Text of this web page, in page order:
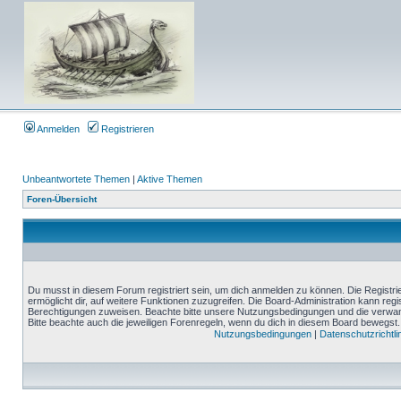
Anmelden Registrieren
Unbeantwortete Themen | Aktive Themen
Foren-Übersicht
Du musst in diesem Forum registriert sein, um dich anmelden zu können. Die
ermöglicht dir, auf weitere Funktionen zuzugreifen. Die Board-Administration kann
Berechtigungen zuweisen. Beachte bitte unsere Nutzungsbedingungen und die
Bitte beachte auch die jeweiligen Forenregeln, wenn du dich in diesem Board bewegst.
Nutzungsbedingungen |